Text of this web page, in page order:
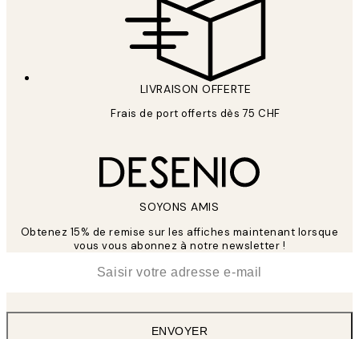
LIVRAISON OFFERTE
Frais de port offerts dès 75 CHF
SOYONS AMIS
Obtenez 15% de remise sur les affiches maintenant lorsque
vous vous abonnez à notre newsletter !
ENVOYER